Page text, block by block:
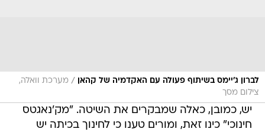
לברון ג'יימס בשיתוף פעולה עם האקדמיה של קהאן / מערכת וואלה,
צילום מסך
יש, כמובן, כאלה שמבקרים את השיטה. "מק'נאגטס
חינוכי" כינו זאת, ומורים טענו כי לחינוך בכיתה יש